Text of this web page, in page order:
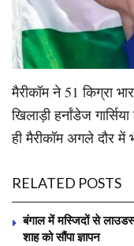
मैरीकॉम ने 51 किग्रा
खिलाड़ी हर्नांडेज
ही मैरीकॉम अगले दौर
RELATED POSTS
बंगाल में मस्जिदों से
शाह को सौंपा ज्ञापन